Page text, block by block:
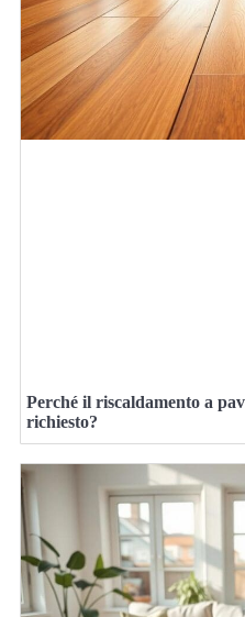
Perché il riscaldamento a
richiesto?